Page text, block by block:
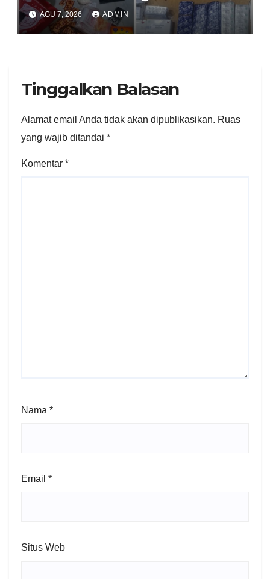
Obat Keras, Sabu Hingga
Puluhan Vape Etomidate
Diamankan
AGU 7, 2026 ADMIN
Tinggalkan Balasan
Alamat email Anda tidak akan dipublikasikan. Ruas
yang wajib ditandai *
Komentar *
Nama *
Email *
Situs Web